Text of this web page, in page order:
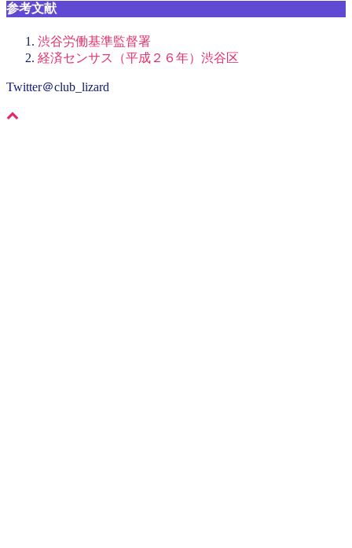
参考文献
渋谷労働基準監督署
経済センサス（平成２６年）渋谷区
Twitter＠club_lizard